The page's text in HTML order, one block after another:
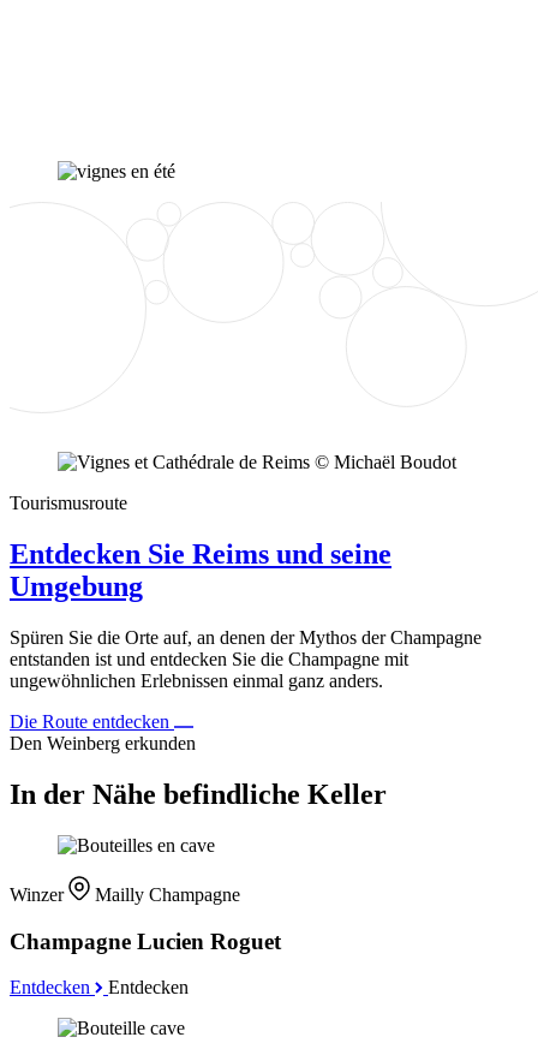
Tourismusroute
Entdecken Sie Reims und seine
Umgebung
Spüren Sie die Orte auf, an denen der Mythos der Champagne
entstanden ist und entdecken Sie die Champagne mit
ungewöhnlichen Erlebnissen einmal ganz anders.
Die Route entdecken
Den Weinberg erkunden
In der Nähe befindliche Keller
Winzer Mailly Champagne
Champagne Lucien Roguet
Entdecken Entdecken